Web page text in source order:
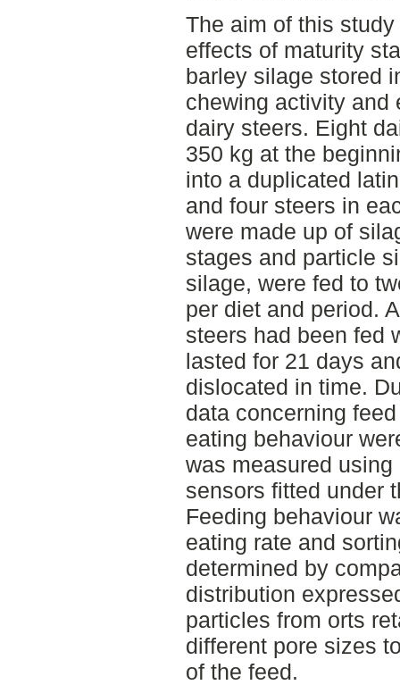
The aim of this
effects of maturity
barley silage stored
chewing activity and
dairy steers. Eight
350 kg at the
into a duplicated
and four steers in
were made up of
stages and particle
silage, were fed to
per diet and period.
steers had been fed
lasted for 21 days
dislocated in time.
data concerning
eating behaviour
was measured
sensors fitted under
Feeding behaviour
eating rate and
determined by
distribution
particles from orts
different pore sizes
of the feed.